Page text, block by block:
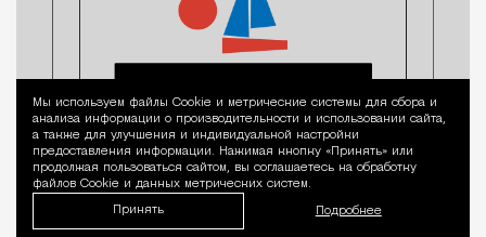
Уведомление
Мы используем файлы Сookie и метрические системы для сбора и
анализа информации о производительности и использовании сайта,
а также для улучшения и индивидуальной настройки
предоставления информации. Нажимая кнопку «Принять» или
продолжая пользоваться сайтом, вы соглашаетесь на обработку
файлов Cookie и данных метрических систем.
Принять Подробнее